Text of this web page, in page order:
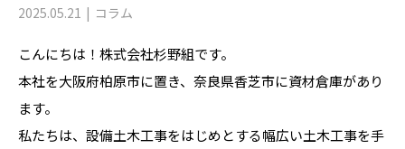
2025.05.21 コラム
こんにちは！株式会社杉野組です。
本社を大阪府柏原市に置き、奈良県香芝市に資材倉庫があり
ます。
私たちは、設備土木工事をはじめとする幅広い土木工事を手